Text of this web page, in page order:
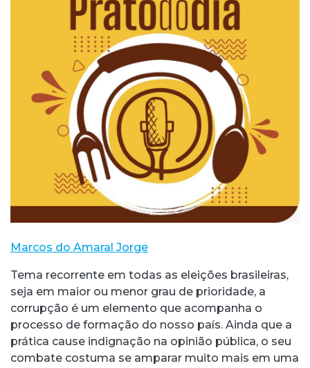
Marcos do Amaral Jorge
Tema recorrente em todas as eleições brasileiras,
seja em maior ou menor grau de prioridade, a
corrupção é um elemento que acompanha o
processo de formação do nosso país. Ainda que a
prática cause indignação na opinião pública, o seu
combate costuma se amparar muito mais em uma